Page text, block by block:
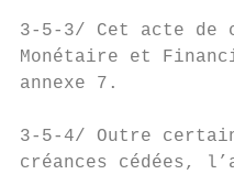
3-5-3/ Cet acte de
Monétaire et
annexe 7.
3-5-4/ Outre
créances cédées,